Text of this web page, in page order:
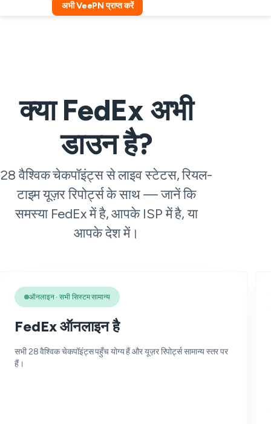
अभी VeePN प्राप्त करें
क्या FedEx अभी
डाउन है?
28 वैश्विक चेकपॉइंट्स से लाइव स्टेटस, रियल-
टाइम यूज़र रिपोर्ट्स के साथ — जानें कि
समस्या FedEx में है, आपके ISP में है, या
आपके देश में।
ऑनलाइन · सभी सिस्टम सामान्य
FedEx ऑनलाइन है
सभी 28 वैश्विक चेकपॉइंट्स पहुँच योग्य हैं और यूज़र रिपोर्ट्स सामान्य स्तर पर
हैं।